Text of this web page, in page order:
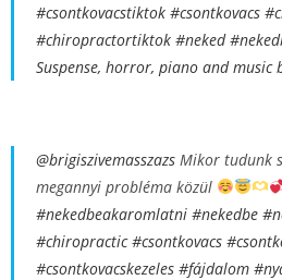
#csontkovacstiktok #csontkovacs
#chiropractortiktok #neked
Suspense, horror, piano and music
@brigiszivemasszazs Mikor tudunk
megannyi probléma közül
#nekedbeakaromlatni #nekedbe
#chiropractic #csontkovacs
#csontkovacskezeles #fájdalom